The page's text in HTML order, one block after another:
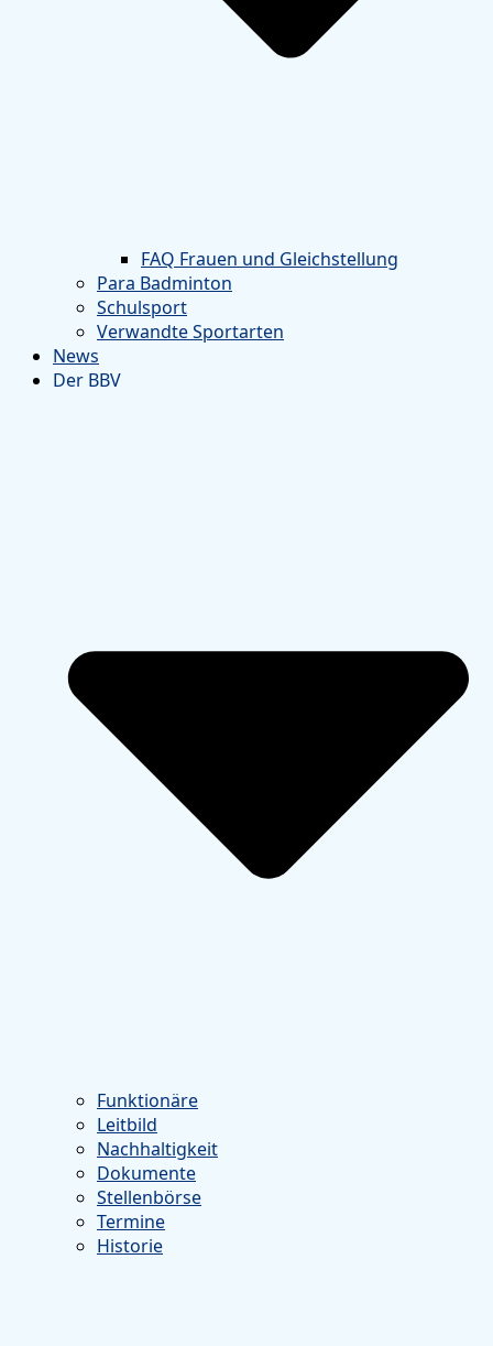
FAQ Frauen und Gleichstellung
Para Badminton
Schulsport
Verwandte Sportarten
News
Der BBV
Funktionäre
Leitbild
Nachhaltigkeit
Dokumente
Stellenbörse
Termine
Historie